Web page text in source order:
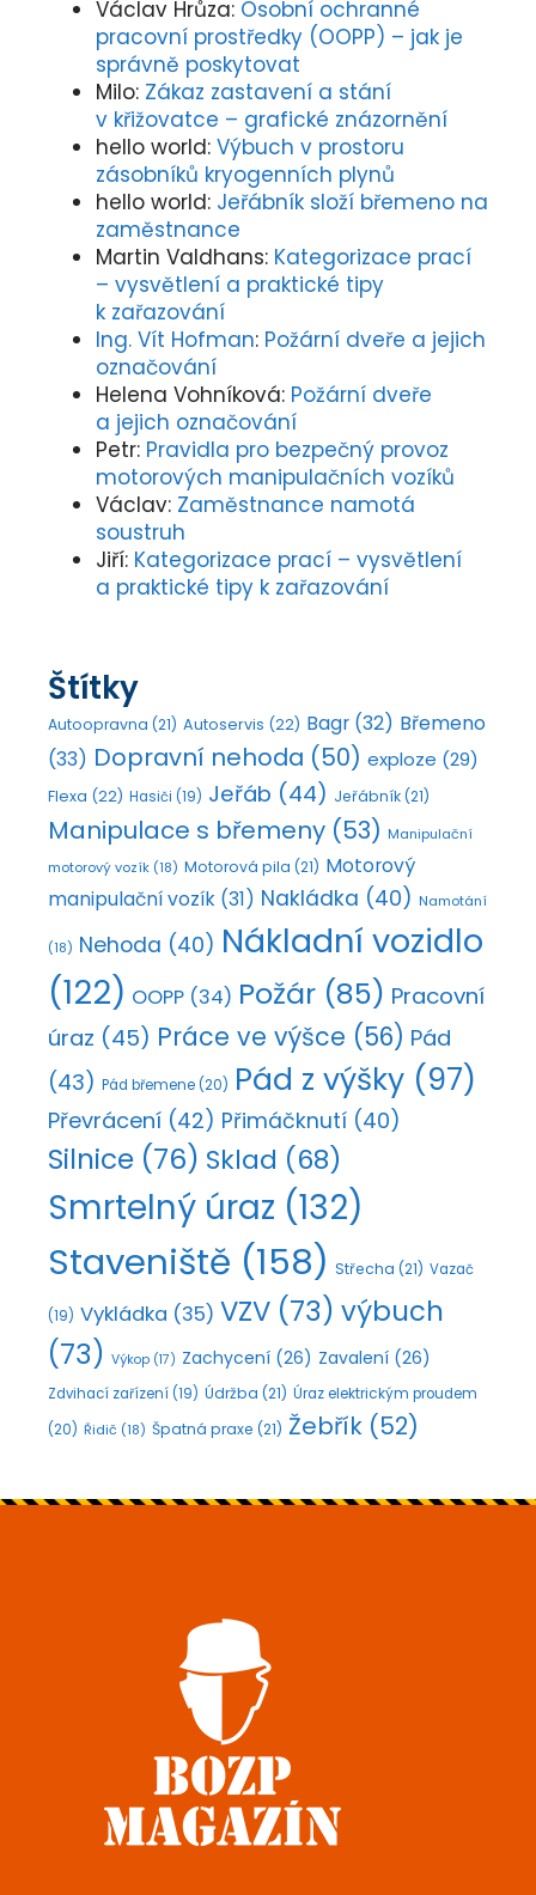
Václav Hrůza: Osobní ochranné
pracovní prostředky (OOPP) – jak je
správně poskytovat
Milo: Zákaz zastavení a stání
v křižovatce – grafické znázornění
hello world: Výbuch v prostoru
zásobníků kryogenních plynů
hello world: Jeřábník složí břemeno na
zaměstnance
Martin Valdhans: Kategorizace prací
– vysvětlení a praktické tipy
k zařazování
Ing. Vít Hofman: Požární dveře a jejich
označování
Helena Vohníková: Požární dveře
a jejich označování
Petr: Pravidla pro bezpečný provoz
motorových manipulačních vozíků
Václav: Zaměstnance namotá
soustruh
Jiří: Kategorizace prací – vysvětlení
a praktické tipy k zařazování
Štítky
Autoopravna (21) Autoservis (22) Bagr (32) Břemeno
(33) Dopravní nehoda (50) exploze (29)
Flexa (22) Hasiči (19) Jeřáb (44) Jeřábník(21)
Manipulace s břemeny (53) Manipulační
motorový vozík (18) Motorová pila (21) Motorový
manipulační vozík (31) Nakládka (40) Namotání
(18) Nehoda (40) Nákladní vozidlo
(122) OOPP (34) Požár (85) Pracovní
úraz (45) Práce ve výšce (56) Pád
(43) Pád břemene(20) Pád z výšky (97)
Převrácení (42) Přimáčknutí (40)
Silnice (76) Sklad (68)
Smrtelný úraz (132)
Staveniště (158) Střecha (21) Vazač
(19) Vykládka (35) VZV (73) výbuch
(73) Výkop (17) Zachycení (26) Zavalení (26)
Zdvihací zařízení (19) Údržba (21) Úraz elektrickým proudem
(20) Řidič (18) Špatná praxe (21) Žebřík (52)